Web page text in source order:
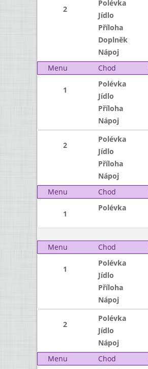
2
Polévka
Jídlo
Příloha
Doplněk
Nápoj
Menu
Chod
1
Polévka
Jídlo
Příloha
Nápoj
2
Polévka
Jídlo
Příloha
Nápoj
Menu
Chod
1
Polévka
Menu
Chod
1
Polévka
Jídlo
Příloha
Nápoj
2
Polévka
Jídlo
Nápoj
Menu
Chod